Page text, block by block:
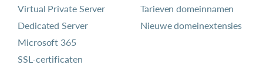
Virtual Private Server
Dedicated Server
Microsoft 365
SSL-certificaten
Tarieven domeinnamen
Nieuwe domeinextensies